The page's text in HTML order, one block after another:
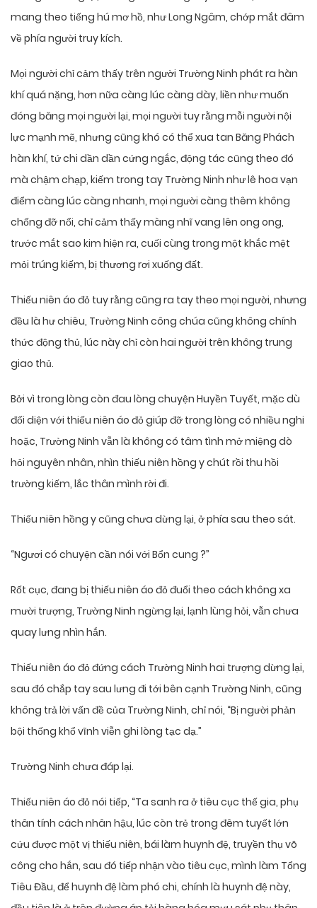
mang theo tiếng hú mơ hồ, như Long Ngâm, chớp mắt đâm
về phía người truy kích.
Mọi người chỉ cảm thấy trên người Trường Ninh phát ra hàn
khí quá nặng, hơn nữa càng lúc càng dày, liền như muốn
đóng băng mọi người lại, mọi người tuy rằng mỗi người nội
lực mạnh mẽ, nhưng cũng khó có thể xua tan Băng Phách
hàn khí, tứ chi dần dần cứng ngắc, động tác cũng theo đó
mà chậm chạp, kiếm trong tay Trường Ninh như lê hoa vạn
điểm càng lúc càng nhanh, mọi người càng thêm không
chống đỡ nổi, chỉ cảm thấy màng nhĩ vang lên ong ong,
trước mắt sao kim hiện ra, cuối cùng trong một khắc mệt
mỏi trúng kiếm, bị thương rơi xuống đất.
Thiếu niên áo đỏ tuy rằng cũng ra tay theo mọi người, nhưng
đều là hư chiêu, Trường Ninh công chúa cũng không chính
thức động thủ, lúc này chỉ còn hai người trên không trung
giao thủ.
Bởi vì trong lòng còn đau lòng chuyện Huyền Tuyết, mặc dù
đối diện với thiếu niên áo đỏ giúp đỡ trong lòng có nhiều nghi
hoặc, Trường Ninh vẫn là không có tâm tình mở miệng dò
hỏi nguyên nhân, nhìn thiếu niên hồng y chút rồi thu hồi
trường kiếm, lắc thân mình rời đi.
Thiếu niên hồng y cũng chưa dừng lại, ở phía sau theo sát.
“Ngươi có chuyện cần nói với Bổn cung ?”
Rốt cục, đang bị thiếu niên áo đỏ đuổi theo cách không xa
mười trượng, Trường Ninh ngừng lại, lạnh lùng hỏi, vẫn chưa
quay lưng nhìn hắn.
Thiếu niên áo đỏ đứng cách Trường Ninh hai trượng dừng lại,
sau đó chắp tay sau lưng đi tới bên cạnh Trường Ninh, cũng
không trả lời vấn đề của Trường Ninh, chỉ nói, “Bị người phản
bội thống khổ vĩnh viễn ghi lòng tạc dạ.”
Trường Ninh chưa đáp lại.
Thiếu niên áo đỏ nói tiếp, “Ta sanh ra ở tiêu cục thế gia, phụ
thân tính cách nhân hậu, lúc còn trẻ trong đêm tuyết lớn
cứu được một vị thiếu niên, bái làm huynh đệ, truyền thụ võ
công cho hắn, sau đó tiếp nhận vào tiêu cục, mình làm Tổng
Tiêu Đầu, để huynh đệ làm phó chi, chính là huynh đệ này,